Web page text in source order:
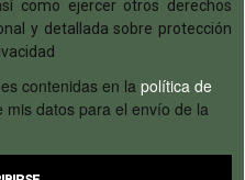
como ejercer otros derechos
y detallada sobre protección
contenidas en la política de
datos para el envío de la